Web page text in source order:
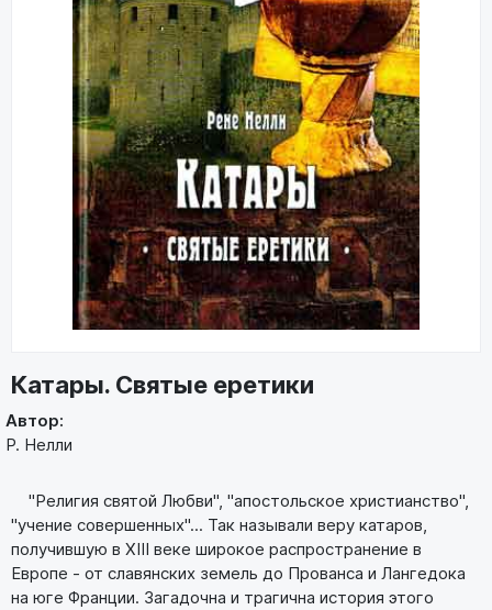
Катары. Святые еретики
Автор:
Р. Нелли
"Религия святой Любви", "апостольское христианство",
"учение совершенных"... Так называли веру катаров,
получившую в XIII веке широкое распространение в
Европе - от славянских земель до Прованса и Лангедока
на юге Франции. Загадочна и трагична история этого